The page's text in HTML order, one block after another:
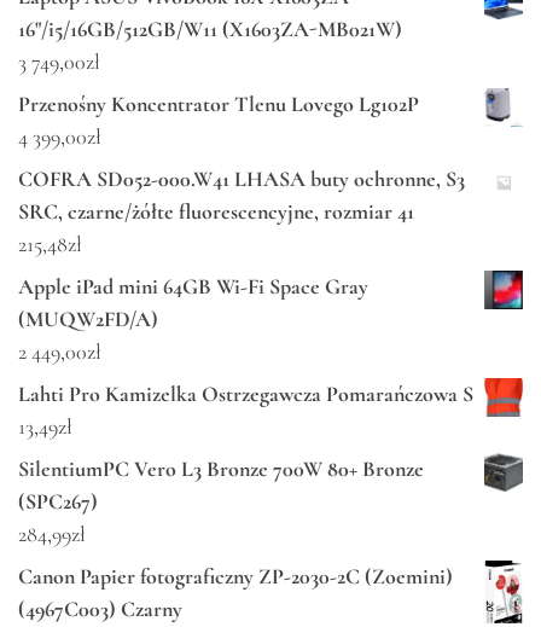
16"/i5/16GB/512GB/W11 (X1603ZA-MB021W)
3 749,00zł
Przenośny Koncentrator Tlenu Lovego Lg102P
4 399,00zł
COFRA SD052-000.W41 LHASA buty ochronne, S3
SRC, czarne/żółte fluorescencyjne, rozmiar 41
215,48zł
Apple iPad mini 64GB Wi-Fi Space Gray
(MUQW2FD/A)
2 449,00zł
Lahti Pro Kamizelka Ostrzegawcza Pomarańczowa S
13,49zł
SilentiumPC Vero L3 Bronze 700W 80+ Bronze
(SPC267)
284,99zł
Canon Papier fotograficzny ZP-2030-2C (Zoemini)
(4967C003) Czarny